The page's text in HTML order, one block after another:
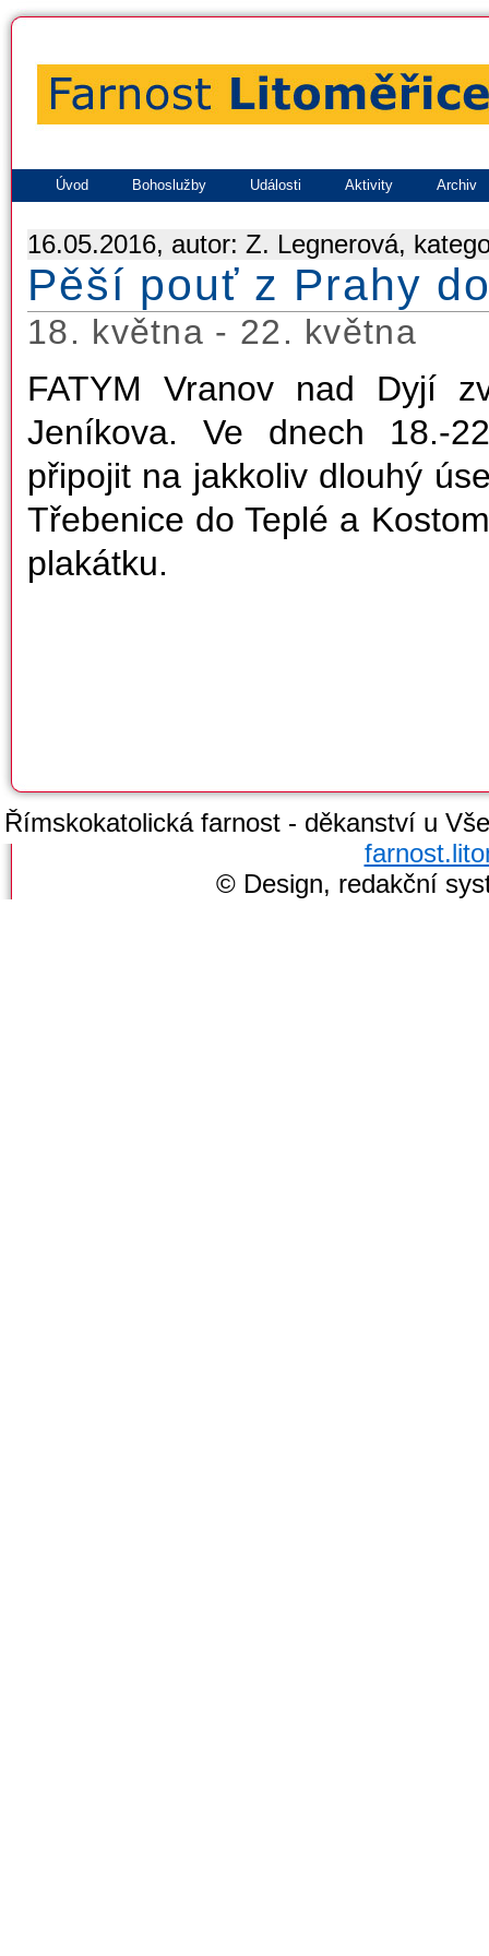
Úvod Bohoslužby Události Aktivity Archiv
16.05.2016, autor: Z. Legnerová,
Pěší pouť z Prahy
18. května - 22. května
FATYM Vranov nad Dyjí
Jeníkova. Ve dnech 18.-
připojit na jakkoliv dlouhý
Třebenice do Teplé a
plakátku.
Římskokatolická farnost - děkanství u
© Design, redakční